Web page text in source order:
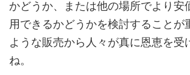
かどうか、または他の場所でより安
用できるかどうかを検討することが
ような販売から人々が真に恩恵を受
ね。